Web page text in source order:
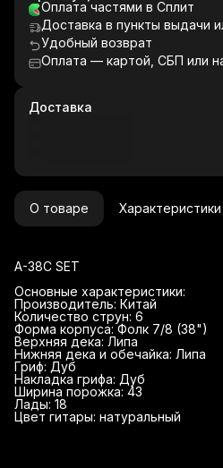
Оплата частями в Сплит
Доставка в пункты выдачи
Удобный возврат
Оплата — картой, СБП или
Доставка
О товаре Характеристики
A-38C SET
Основные характеристики:
Производитель: Китай
Количество струн: 6
Форма корпуса: Фолк 7/8 (38")
Верхняя дека: Липа
Нижняя дека и обечайка: Липа
Гриф: Дуб
Накладка грифа: Дуб
Ширина порожка: 43
Лады: 18
Цвет гитары: натуральный